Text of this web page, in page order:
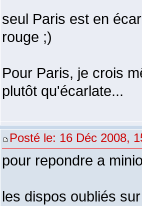
seul Paris est en
rouge ;)
Pour Paris, je crois
plutôt qu'écarlate...
Posté le: 16 Déc 2008,
pour repondre a
les dispos oubliés